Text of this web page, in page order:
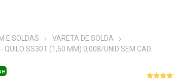
E SOLDAS
VARETA DE SOLDA
QUILO SS30T (1,50 MM) 0,008/UNID SEM CAD.